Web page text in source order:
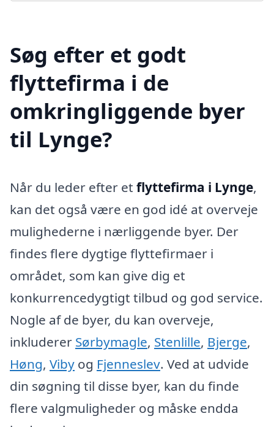
Søg efter et godt
flyttefirma i de
omkringliggende byer
til Lynge?
Når du leder efter et flyttefirma i Lynge,
kan det også være en god idé at overveje
mulighederne i nærliggende byer. Der
findes flere dygtige flyttefirmaer i
området, som kan give dig et
konkurrencedygtigt tilbud og god service.
Nogle af de byer, du kan overveje,
inkluderer Sørbymagle, Stenlille, Bjerge,
Høng, Viby og Fjenneslev. Ved at udvide
din søgning til disse byer, kan du finde
flere valgmuligheder og måske endda